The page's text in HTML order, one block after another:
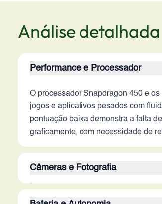
Análise detalhada
Performance e Processador
O processador Snapdragon 450 e
jogos e aplicativos pesados com
pontuação baixa demonstra a falta
graficamente, com necessidade de
Câmeras e Fotografia